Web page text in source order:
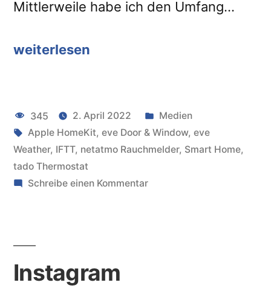
Mittlerweile habe ich den Umfang…
weiterlesen
Rauchmelder,
Kontaktsensor,
und
345 2. April 2022
Veröffentlicht
unter
Medien
Schlagwörter:
Apple HomeKit, eve Door & Window, eve
Weather, IFTT, netatmo Rauchmelder, Smart Home,
tado Thermostat
Schreibe einen Kommentarzu
Instagram